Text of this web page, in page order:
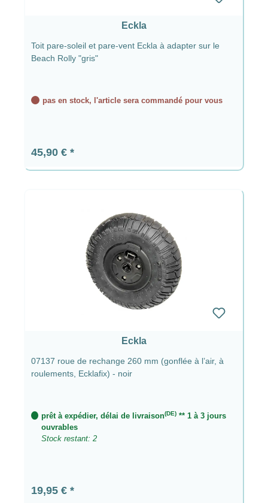
Eckla
Toit pare-soleil et pare-vent Eckla à adapter sur le
Beach Rolly "gris"
pas en stock, l'article sera commandé pour vous
Prix régulier :
45,90 €
Eckla
07137 roue de rechange 260 mm (gonflée à l’air, à
roulements, Ecklafix) - noir
prêt à expédier, délai de livraison(DE) ** 1 à 3 jours
ouvrables
Stock restant: 2
Prix régulier :
19,95 €